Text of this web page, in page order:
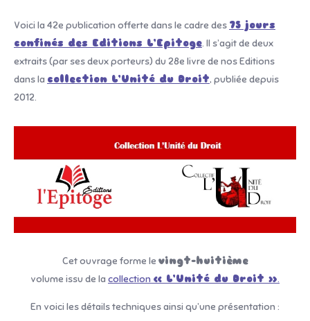
Voici la 42e publication offerte dans le cadre des 75 jours
confinés des Editions L’Epitoge. Il s’agit de deux
extraits (par ses deux porteurs) du 28e livre de nos Editions
dans la collection L’Unité du Droit, publiée depuis
2012.
Cet ouvrage forme le vingt-huitième
volume issu de la collection « L’Unité du Droit ».
En voici les détails techniques ainsi qu’une présentation :